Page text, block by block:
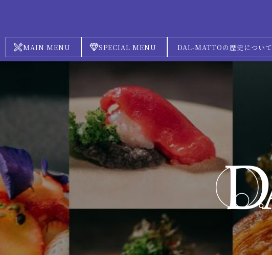
MAIN MENU SPECIAL MENU DAL-MATTOの歴史について